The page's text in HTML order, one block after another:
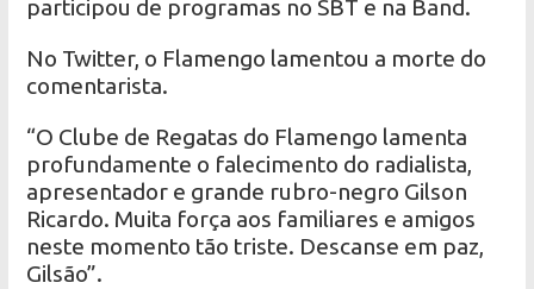
participou de programas no SBT e na Band.
No Twitter, o Flamengo lamentou a morte do
comentarista.
“O Clube de Regatas do Flamengo lamenta
profundamente o falecimento do radialista,
apresentador e grande rubro-negro Gilson
Ricardo. Muita força aos familiares e amigos
neste momento tão triste. Descanse em paz,
Gilsão”.